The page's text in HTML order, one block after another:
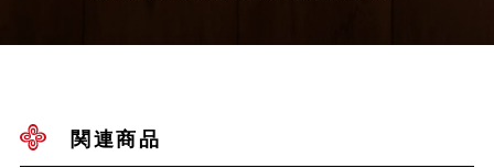
関連商品